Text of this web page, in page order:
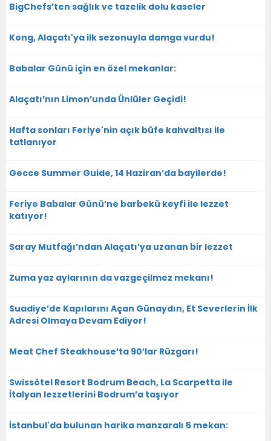
BigChefs’ten sağlık ve tazelik dolu kaseler
Kong, Alaçatı'ya ilk sezonuyla damga vurdu!
Babalar Günü için en özel mekanlar:
Alaçatı’nın Limon’unda Ünlüler Geçidi!
Hafta sonları Feriye'nin açık büfe kahvaltısı ile
tatlanıyor
Gecce Summer Guide, 14 Haziran’da bayilerde!
Feriye Babalar Günü’ne barbekü keyfi ile lezzet
katıyor!
Saray Mutfağı’ndan Alaçatı’ya uzanan bir lezzet
Zuma yaz aylarının da vazgeçilmez mekanı!
Suadiye’de Kapılarını Açan Günaydın, Et Severlerin İlk
Adresi Olmaya Devam Ediyor!
Meat Chef Steakhouse’ta 90’lar Rüzgarı!
Swissôtel Resort Bodrum Beach, La Scarpetta ile
İtalyan lezzetlerini Bodrum’a taşıyor
İstanbul'da bulunan harika manzaralı 5 mekan: